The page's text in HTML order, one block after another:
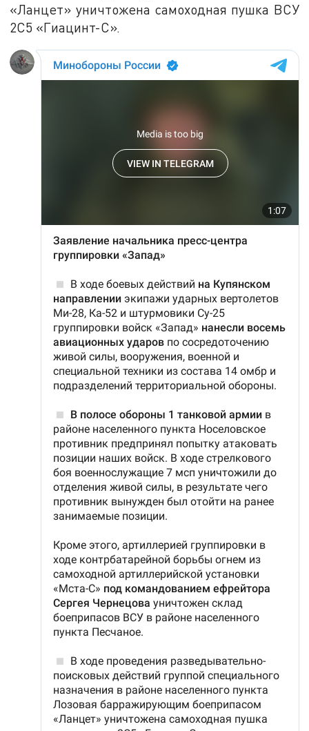
«Ланцет» уничтожена самоходная пушка ВСУ
2С5 «Гиацинт-С».